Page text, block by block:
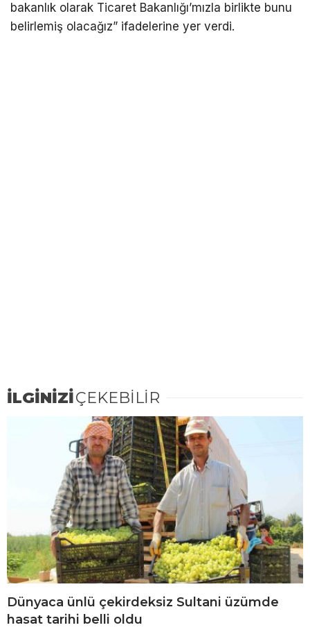
bakanlık olarak Ticaret Bakanlığı’mızla birlikte bunu
belirlemiş olacağız” ifadelerine yer verdi.
İLGİNİZİÇEKEBİLİR
Dünyaca ünlü çekirdeksiz Sultani üzümde
hasat tarihi belli oldu